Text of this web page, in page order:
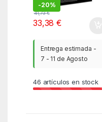
-20%
41,73€
33,38€
Entrega estimada -
7 - 11 de Agosto
46 artículos en stock